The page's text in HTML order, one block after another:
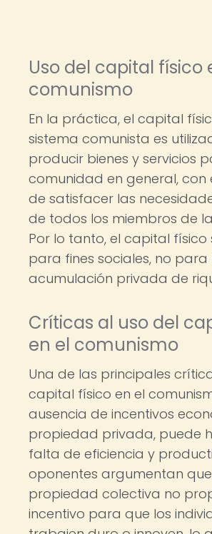
Uso del capital físico
comunismo
En la práctica, el capital
sistema comunista es
producir bienes y servicios
comunidad en general, con
de satisfacer las
de todos los miembros de
Por lo tanto, el capital físico
para fines sociales, no para
acumulación privada de
Críticas al uso del
en el comunismo
Una de las principales
capital físico en el
ausencia de incentivos
propiedad privada, puede
falta de eficiencia y
oponentes argumentan
propiedad colectiva no
incentivo para que los